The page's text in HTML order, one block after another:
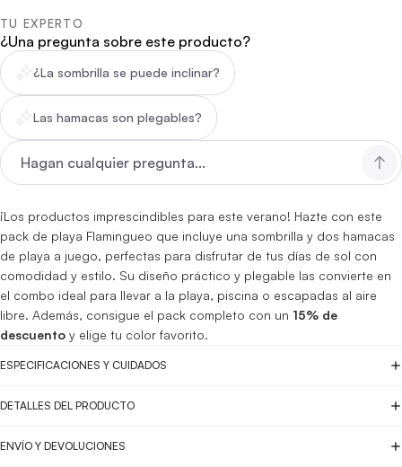
TU EXPERTO
¿Una pregunta sobre este producto?
¿La sombrilla se puede inclinar?
Las hamacas son plegables?
¡Los productos imprescindibles para este verano! Hazte con este
pack de playa Flamingueo que incluye una sombrilla y dos hamacas
de playa a juego, perfectas para disfrutar de tus días de sol con
comodidad y estilo. Su diseño práctico y plegable las convierte en
el combo ideal para llevar a la playa, piscina o escapadas al aire
libre. Además, consigue el pack completo con un 15% de
descuento y elige tu color favorito.
ESPECIFICACIONES Y CUIDADOS
DETALLES DEL PRODUCTO
ENVÍO Y DEVOLUCIONES